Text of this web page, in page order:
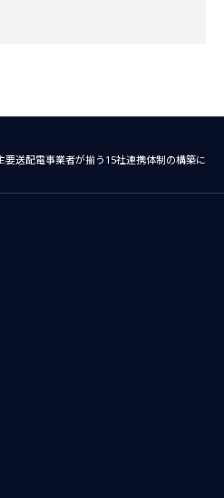
要送配電事業者が揃う15社連携体制の構築に